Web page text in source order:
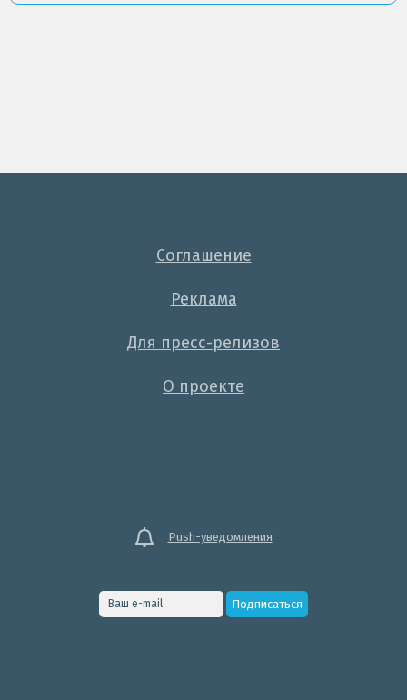
Соглашение
Реклама
Для пресс-релизов
О проекте
Push-уведомления